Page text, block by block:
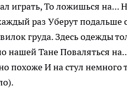
играть, То ложишься на...
раз Уберут подальше
груда. Здесь одежды
нашей Тане Поваляться
похоже И на стул немного